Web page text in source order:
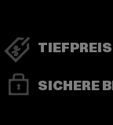
SICHERE